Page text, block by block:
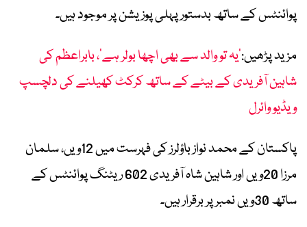
پوائنٹس کے ساتھ بدستور پہلی پوزیشن پر موجود ہیں۔
مزید پڑھیں:’یہ تو والد سے بھی اچھا بولر ہے‘، بابراعظم کی
شاہین آفریدی کے بیٹے کے ساتھ کرکٹ کھیلنے کی دلچسپ
ویڈیو وائرل
پاکستان کے محمد نواز باؤلرز کی فہرست میں 12ویں، سلمان
مرزا 20ویں اور شاہین شاہ آفریدی 602 ریٹنگ پوائنٹس کے
ساتھ 30ویں نمبر پر برقرار ہیں۔